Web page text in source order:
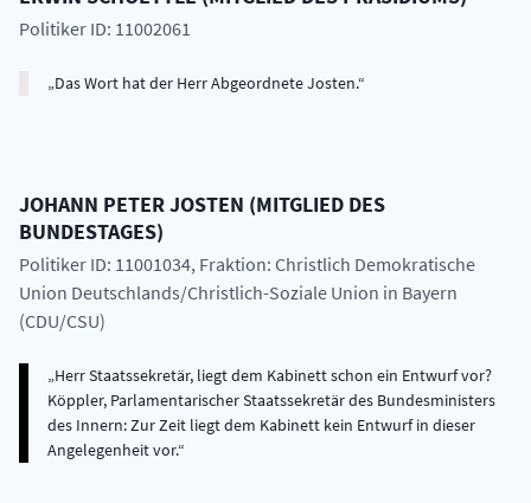
Politiker ID: 11002061
Das Wort hat der Herr Abgeordnete Josten.
JOHANN PETERJOSTEN (MITGLIED DES
BUNDESTAGES)
Politiker ID: 11001034, Fraktion: Christlich Demokratische
Union Deutschlands/Christlich-Soziale Union in Bayern
(CDU/CSU)
Herr Staatssekretär, liegt dem Kabinett schon ein Entwurf vor?
Köppler, Parlamentarischer Staatssekretär des Bundesministers
des Innern: Zur Zeit liegt dem Kabinett kein Entwurf in dieser
Angelegenheit vor.